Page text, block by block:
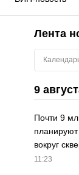
Лента
9
Почти 9
планируют
вокруг
11:23